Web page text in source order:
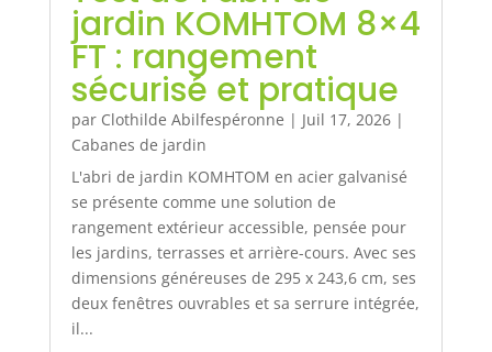
jardin KOMHTOM 8×4
FT : rangement
sécurisé et pratique
par Clothilde Abilfespéronne | Juil 17, 2026|
Cabanes de jardin
L'abri de jardin KOMHTOM en acier galvanisé
se présente comme une solution de
rangement extérieur accessible, pensée pour
les jardins, terrasses et arrière-cours. Avec ses
dimensions généreuses de 295 x 243,6 cm, ses
deux fenêtres ouvrables et sa serrure intégrée,
il...